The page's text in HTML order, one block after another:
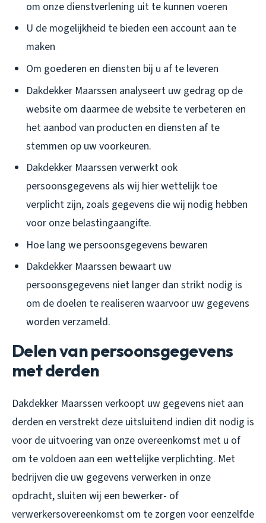
om onze dienstverlening uit te kunnen voeren
U de mogelijkheid te bieden een account aan te
maken
Om goederen en diensten bij u af te leveren
Dakdekker Maarssen analyseert uw gedrag op de
website om daarmee de website te verbeteren en
het aanbod van producten en diensten af te
stemmen op uw voorkeuren.
Dakdekker Maarssen verwerkt ook
persoonsgegevens als wij hier wettelijk toe
verplicht zijn, zoals gegevens die wij nodig hebben
voor onze belastingaangifte.
Hoe lang we persoonsgegevens bewaren
Dakdekker Maarssen bewaart uw
persoonsgegevens niet langer dan strikt nodig is
om de doelen te realiseren waarvoor uw gegevens
worden verzameld.
Delen van persoonsgegevens
met derden
Dakdekker Maarssen verkoopt uw gegevens niet aan
derden en verstrekt deze uitsluitend indien dit nodig is
voor de uitvoering van onze overeenkomst met u of
om te voldoen aan een wettelijke verplichting. Met
bedrijven die uw gegevens verwerken in onze
opdracht, sluiten wij een bewerker- of
verwerkersovereenkomst om te zorgen voor eenzelfde